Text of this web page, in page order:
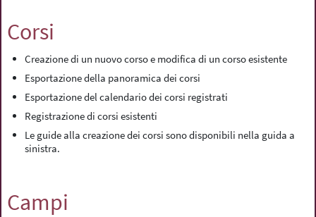
Corsi
Creazione di un nuovo corso e modifica di un corso esistente
Esportazione della panoramica dei corsi
Esportazione del calendario dei corsi registrati
Registrazione di corsi esistenti
Le guide alla creazione dei corsi sono disponibili nella guida a
sinistra.
Campi